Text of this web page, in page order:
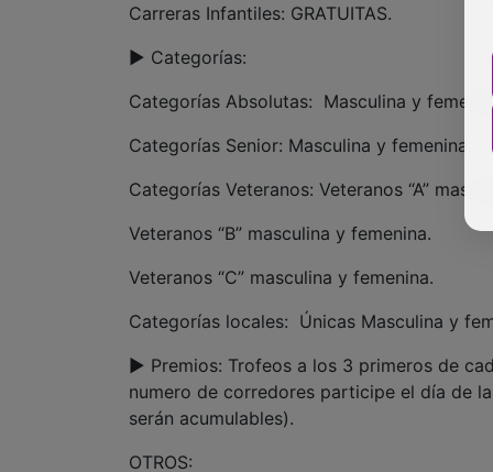
Carreras Infantiles: GRATUITAS.
► Categorías:
Categorías Absolutas: Masculina y
Categorías Senior: Masculina y femenina.
Categorías Veteranos: Veteranos “A”
Veteranos “B” masculina y femenina.
Veteranos “C” masculina y femenina.
Categorías locales: Únicas Masculina y
► Premios: Trofeos a los 3 primeros de
numero de corredores participe el día de
serán acumulables).
OTROS: